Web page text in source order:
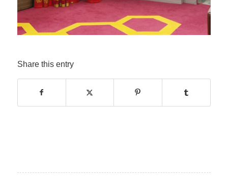
Share this entry